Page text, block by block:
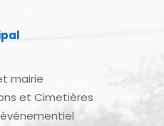
mairie
et Cimetières